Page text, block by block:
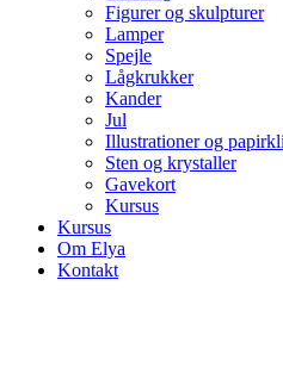
Figurer og skulpturer
Lamper
Spejle
Lågkrukker
Kander
Jul
Illustrationer og
Sten og krystaller
Gavekort
Kursus
Kursus
Om Elya
Kontakt